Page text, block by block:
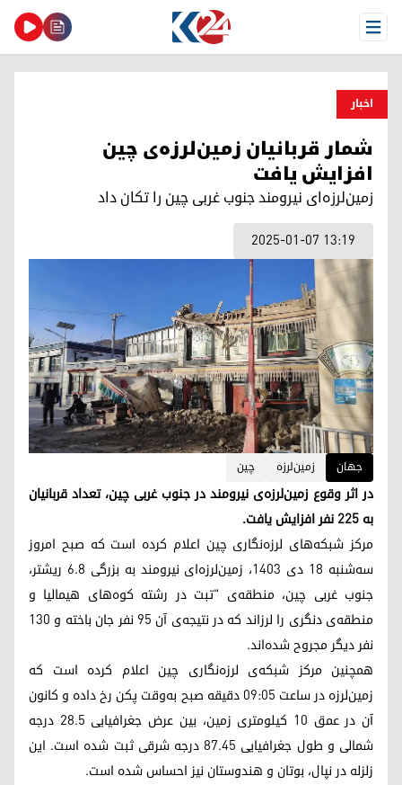
Open Menu
اخبار
شمار قربانیان زمین‌لرزه‌ی چین
افزایش یافت
زمین‌لرزه‌ای نیرومند جنوب غربی چین را تکان داد
2025-01-07 13:19
جهان زمین‌لرزه چین
در اثر وقوع زمین‌لرزه‌ی نیرومند در جنوب غربی چین، تعداد قربانیان
به ۲۲۵ نفر افزایش یافت.
مرکز شبکه‌های لرزه‌‌نگاری چین اعلام کرده است که صبح امروز
سه‌شنبه ۱۸ دی ۱۴۰۳، زمین‌لرزه‌ای نیرومند به بزرگی ۶.۸ ریشتر،
جنوب غربی چین، منطقه‌ی "تبت در رشته کوه‌های هیمالیا و
منطقه‌ی دنگری را لرزاند که در نتیجه‌ی آن ۹۵ نفر جان باخته و ۱۳۰
نفر دیگر مجروح شده‌اند.
همچنین مرکز شبکه‌ی لرزه‌نگاری چین اعلام کرده است که
زمین‌لرزه در ساعت ۰۹:۰۵ دقیقه صبح به‌وقت پکن رخ داده و کانون
آن در عمق ۱۰ کیلومتری زمین، بین عرض جغرافیایی ۲۸.۵ درجه
شمالی و طول جغرافیایی ۸۷.۴۵ درجه شرقی ثبت شده است. این
زلزله در نپال، بوتان و هندوستان نیز احساس شده است.